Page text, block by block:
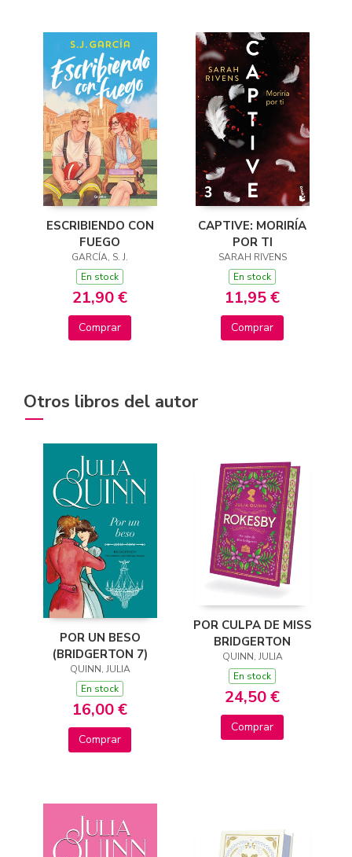
ESCRIBIENDO CON
FUEGO
GARCÍA, S. J.
En stock
21,90 €
Comprar
CAPTIVE: MORIRÍA
POR TI
SARAH RIVENS
En stock
11,95 €
Comprar
Otros libros del autor
POR UN BESO
(BRIDGERTON 7)
QUINN, JULIA
En stock
16,00 €
Comprar
POR CULPA DE MISS
BRIDGERTON
QUINN, JULIA
En stock
24,50 €
Comprar